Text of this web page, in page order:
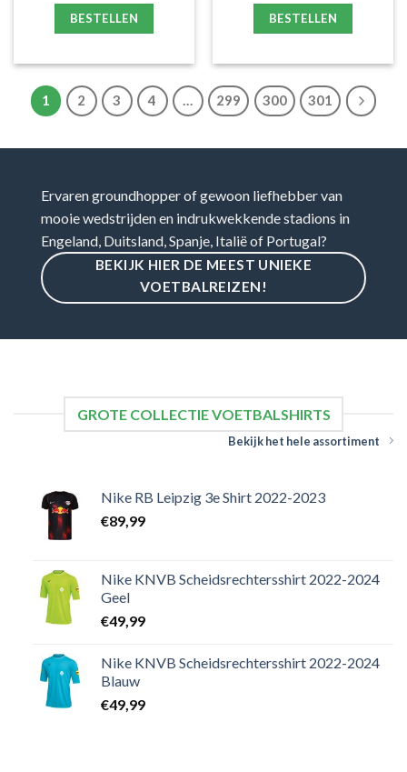
BESTELLEN BESTELLEN
1 2 3 4 … 299 300 301
Ervaren groundhopper of gewoon liefhebber van
mooie wedstrijden en indrukwekkende stadions in
Engeland, Duitsland, Spanje, Italië of Portugal?
BEKIJK HIER DE MEEST UNIEKE
VOETBALREIZEN!
GROTE COLLECTIE VOETBALSHIRTS
Bekijk het hele assortiment
Nike RB Leipzig 3e Shirt 2022-2023
€89,99
Nike KNVB Scheidsrechtersshirt 2022-2024
Geel
€49,99
Nike KNVB Scheidsrechtersshirt 2022-2024
Blauw
€49,99